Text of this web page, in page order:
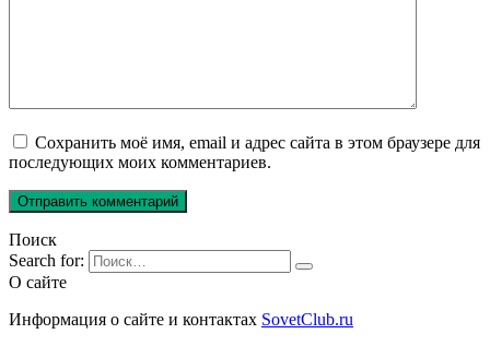
Сохранить моё имя, email и адрес сайта в этом браузере для
последующих моих комментариев.
Поиск
Search for:
О сайте
Информация о сайте и контактах SovetClub.ru